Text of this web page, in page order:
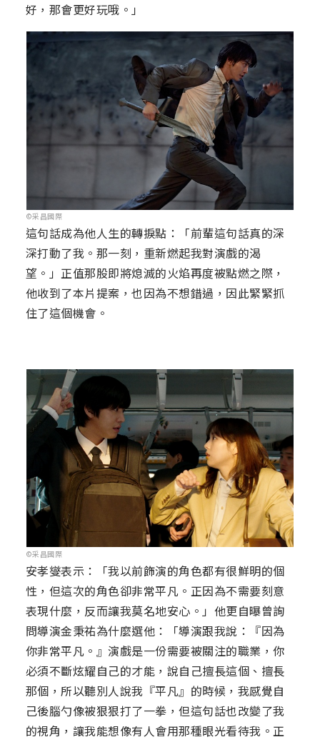
好，那會更好玩哦。」
©采昌國際
這句話成為他人生的轉捩點：「前輩這句話真的深
深打動了我。那一刻，重新燃起我對演戲的渴
望。」正值那股即將熄滅的火焰再度被點燃之際，
他收到了本片提案，也因為不想錯過，因此緊緊抓
住了這個機會。
©采昌國際
安孝燮表示：「我以前飾演的角色都有很鮮明的個
性，但這次的角色卻非常平凡。正因為不需要刻意
表現什麼，反而讓我莫名地安心。」他更自曝曾詢
問導演金秉祐為什麼選他：「導演跟我說：『因為
你非常平凡。』演戲是一份需要被關注的職業，你
必須不斷炫耀自己的才能，說自己擅長這個、擅長
那個，所以聽別人說我『平凡』的時候，我感覺自
己後腦勺像被狠狠打了一拳，但這句話也改變了我
的視角，讓我能想像有人會用那種眼光看待我。正